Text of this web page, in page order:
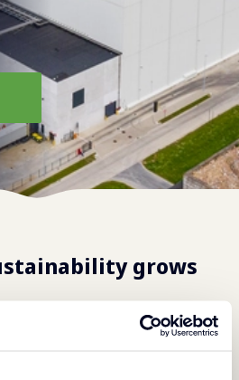
grows
growers, suppliers,
we work every day